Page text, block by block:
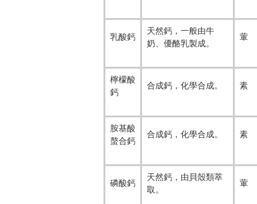
乳酸鈣
天然鈣，一般由牛
奶、優酪乳製成。
葷
檸檬酸
鈣
合成鈣，化學合成。 素
胺基酸
螯合鈣
合成鈣，化學合成。 素
磷酸鈣
天然鈣，由貝殼類萃
取。
葷